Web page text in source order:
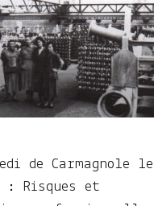
de Carmagnole le
: Risques et